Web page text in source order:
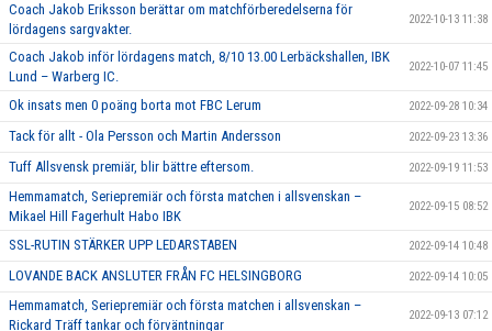
Coach Jakob Eriksson berättar om matchförberedelserna för
lördagens sargvakter.
2022-10-13 11:38
Coach Jakob inför lördagens match, 8/10 13.00 Lerbäckshallen, IBK
Lund – Warberg IC.
2022-10-07 11:45
Ok insats men 0 poäng borta mot FBC Lerum 2022-09-28 10:34
Tack för allt - Ola Persson och Martin Andersson 2022-09-23 13:36
Tuff Allsvensk premiär, blir bättre eftersom. 2022-09-19 11:53
Hemmamatch, Seriepremiär och första matchen i allsvenskan –
Mikael Hill Fagerhult Habo IBK
2022-09-15 08:52
SSL-RUTIN STÄRKER UPP LEDARSTABEN 2022-09-14 10:48
LOVANDE BACK ANSLUTER FRÅN FC HELSINGBORG 2022-09-14 10:05
Hemmamatch, Seriepremiär och första matchen i allsvenskan –
Rickard Träff tankar och förväntningar
2022-09-13 07:12